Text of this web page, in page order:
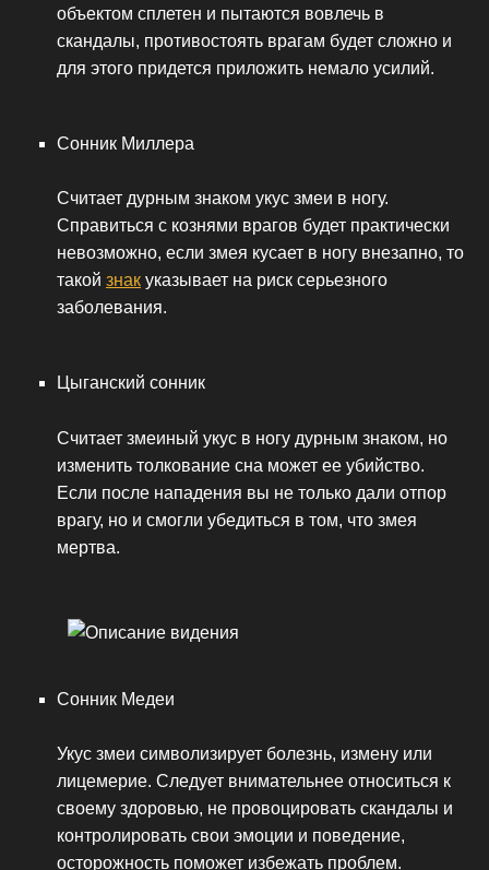
объектом сплетен и пытаются вовлечь в
скандалы, противостоять врагам будет сложно и
для этого придется приложить немало усилий.
Сонник Миллера
Считает дурным знаком укус змеи в ногу.
Справиться с кознями врагов будет практически
невозможно, если змея кусает в ногу внезапно, то
такой знак указывает на риск серьезного
заболевания.
Цыганский сонник
Cчитает змеиный укус в ногу дурным знаком, но
изменить толкование сна может ее убийство.
Если после нападения вы не только дали отпор
врагу, но и смогли убедиться в том, что змея
мертва.
Сонник Медеи
Укус змеи символизирует болезнь, измену или
лицемерие. Следует внимательнее относиться к
своему здоровью, не провоцировать скандалы и
контролировать свои эмоции и поведение,
осторожность поможет избежать проблем.